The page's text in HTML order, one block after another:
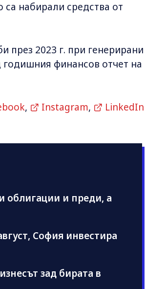
набирали средства от
през 2023 г. при генерирани
финансов отчет на
, Instagram,
LinkedIn
облигации и преди, а
София инвестира
зад бирата в